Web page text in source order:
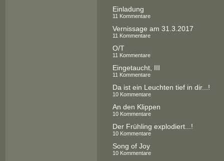
Einladung
11 Kommentare
Vernissage am 31.3.2017
11 Kommentare
O/T
11 Kommentare
Eingetaucht, III
11 Kommentare
Da ist ein Leuchten tief in dir...!
10 Kommentare
An den Klippen
10 Kommentare
Der Frühling explodiert...!
10 Kommentare
Song of Joy
10 Kommentare